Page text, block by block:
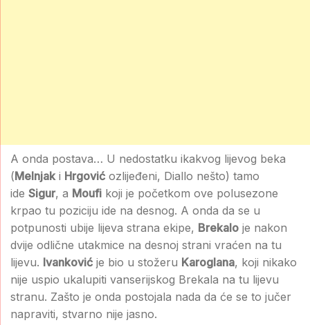
A onda postava… U nedostatku ikakvog lijevog beka
(Melnjak i Hrgović ozlijeđeni, Diallo nešto) tamo
ide Sigur, a Moufi koji je početkom ove polusezone
krpao tu poziciju ide na desnog. A onda da se u
potpunosti ubije lijeva strana ekipe, Brekalo je nakon
dvije odlične utakmice na desnoj strani vraćen na tu
lijevu. Ivanković je bio u stožeru Karoglana, koji nikako
nije uspio ukalupiti vanserijskog Brekala na tu lijevu
stranu. Zašto je onda postojala nada da će se to jučer
napraviti, stvarno nije jasno.